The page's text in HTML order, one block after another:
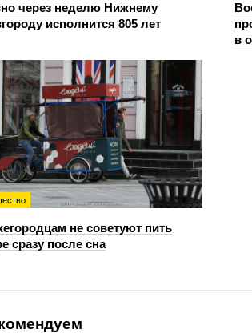
через неделю Нижнему
исполнится 805 лет
в
не советуют пить
сразу после сна